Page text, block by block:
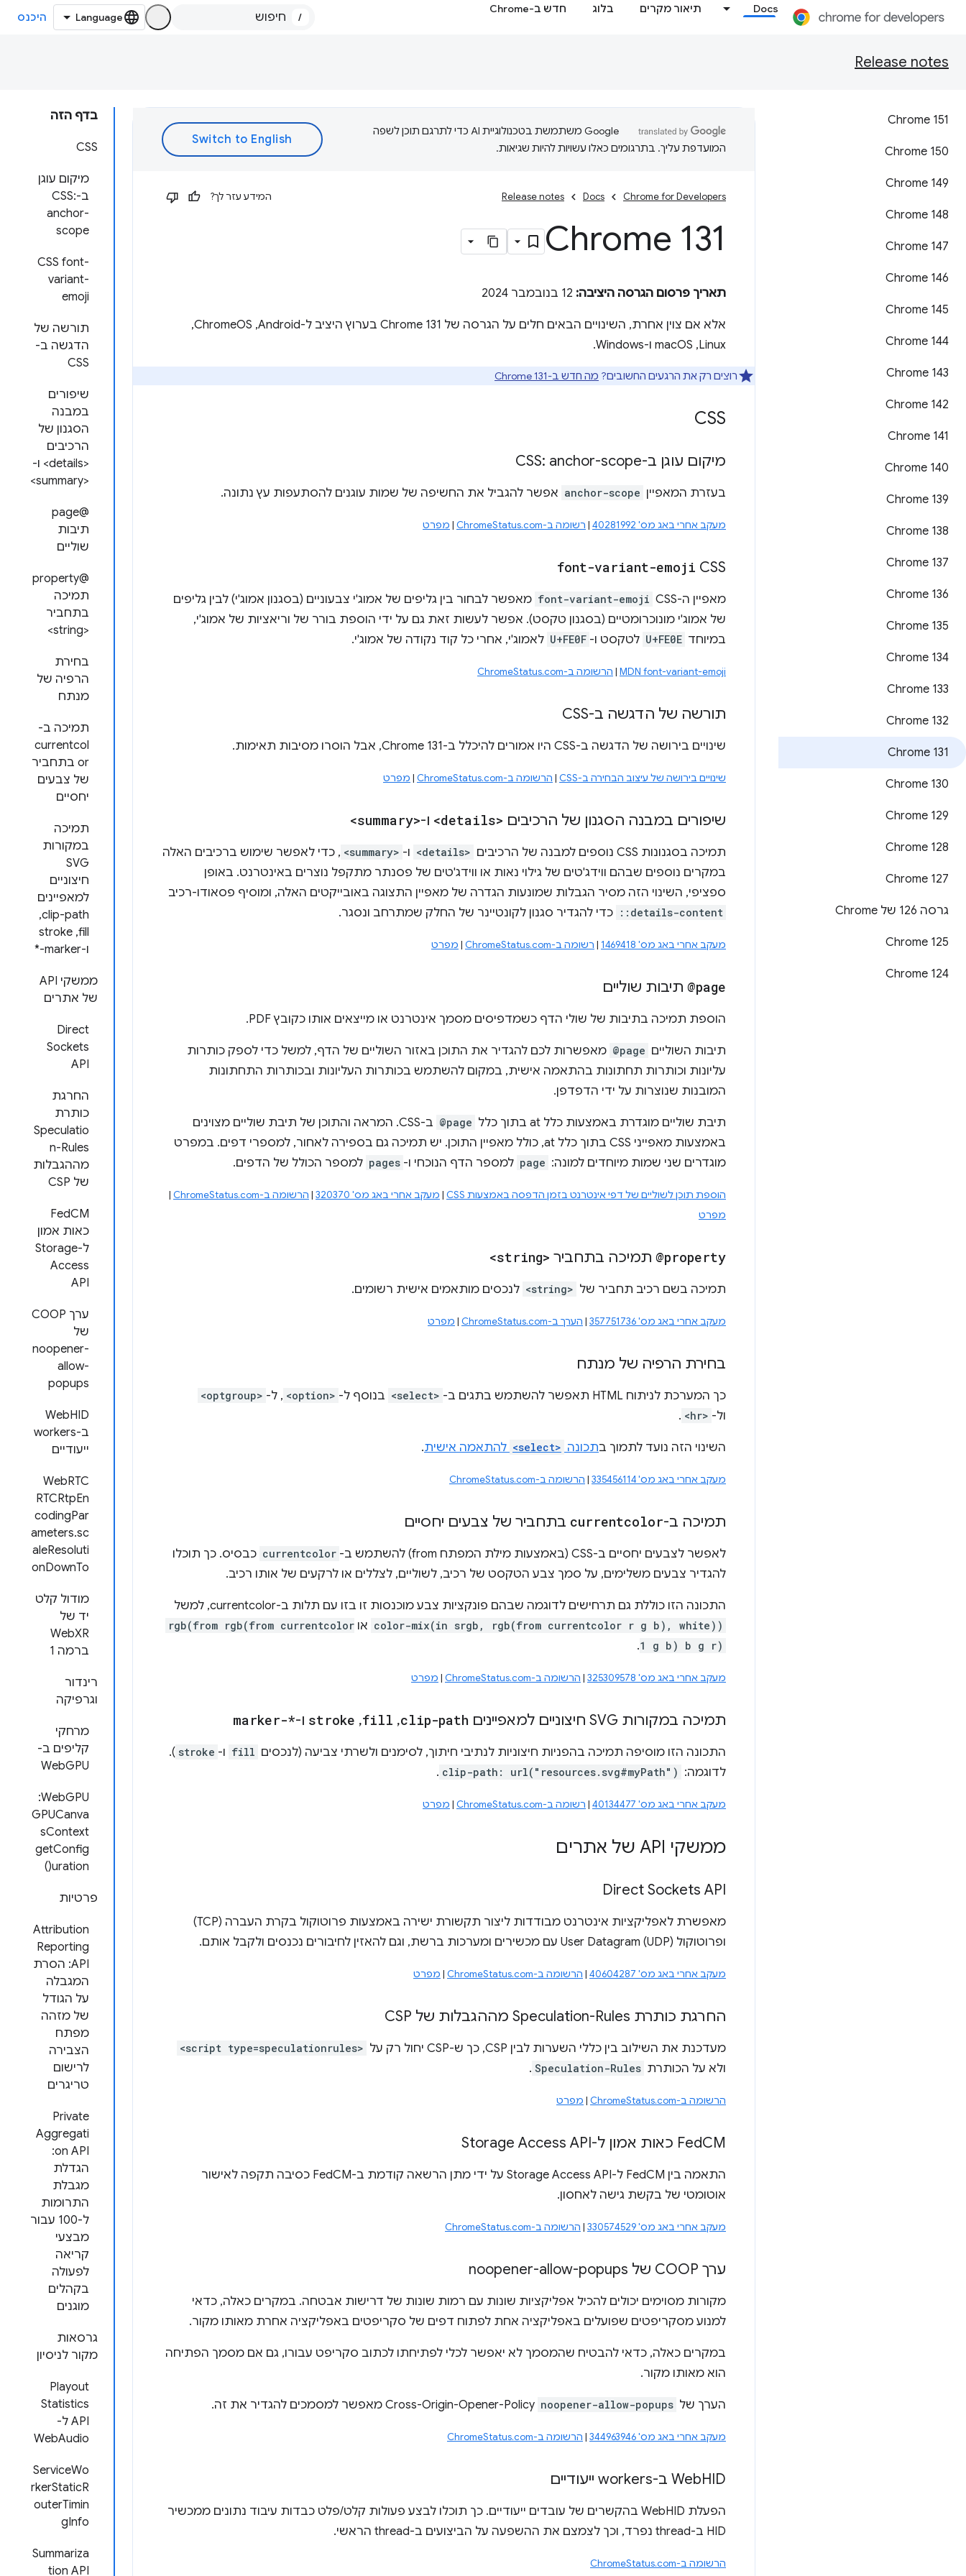
Docs תיאור מקרים בלוג חדש ב-Chrome
/ היכנס
Release notes
Chrome 151
Chrome 150
Chrome 149
Chrome 148
Chrome 147
Chrome 146
Chrome 145
Chrome 144
Chrome 143
‫Chrome 142
Chrome 141
Chrome 140
‫Chrome 139
Chrome 138
Chrome 137
Chrome 136
Chrome 135
Chrome 134
Chrome 133
Chrome 132
Chrome 131
Chrome 130
Chrome 129
Chrome 128
Chrome 127
גרסה 126 של Chrome
Chrome 125
Chrome 124
בדף הזה
CSS
מיקום עוגן
ב-CSS:
anchor-
scope
CSS font-
variant-
emoji
תורשה של
הדגשה ב-
CSS
שיפורים
במבנה
הסגנון של
הרכיבים
<details> ו-
<summary>
@page
תיבות
שוליים
@property
תמיכה
בתחביר
<string>
בחירת
הרפיה של
מנתח
תמיכה ב-
currentcol
or בתחביר
של צבעים
יחסיים
תמיכה
במקורות
SVG
חיצוניים
למאפיינים
clip-path,‏
fill,‏ stroke
ו-marker-*
ממשקי API
של אתרים
Direct
Sockets
API
החרגת
כותרת
Speculatio
n-Rules
מההגבלות
של CSP
FedCM
כאות אמון
ל-Storage
Access
API
ערך COOP
של
noopener-
allow-
popups
WebHID
ב-workers
ייעודיים
WebRTC
RTCRtpEn
codingPar
ameters.sc
aleResoluti
onDownTo
מודול קלט
יד של
WebXR
ברמה 1
רינדור
וגרפיקה
מרחקי
קליפים ב-
WebGPU
WebGPU: ‏
GPUCanva
sContext
getConfig
uration()
פרטיות
Attribution
Reporting
API: הסרת
המגבלה
על הגודל
של מזהה
מפתח
הצבירה
לרישום
טריגרים
Private
Aggregati
on API:
הגדלת
מגבלת
התרומות
ל-100 עבור
מבצעי
קריאה
לפעולה
בקהלים
מוגנים
גרסאות
מקור לניסיון
Playout
Statistics
API ל-
WebAudio
ServiceWo
rkerStaticR
outerTimin
gInfo
Summariza
tion API
‫Google משתמשת בטכנולוגיית AI כדי לתרגם תוכן לשפה
המועדפת עליך. בתרגומים כאלו עשויות להיות שגיאות.
Chrome for Developers
Docs
Release notes המידע עזר לך?
Chrome 131
תאריך פרסום הגרסה היציבה:
אלא אם צוין אחרת, השינויים הבאים חלים על הגרסה של Chrome 131 בערוץ היציב ל-Android,‏ ChromeOS,‏
Linux,‏ macOS ו-Windows.
רוצים רק את הרגעים החשובים? מה חדש ב-Chrome 131
CSS
מיקום עוגן ב-CSS: anchor-scope
בעזרת המאפיין anchor-scope אפשר להגביל את החשיפה של שמות עוגנים להסתעפות עץ נתונה.
מעקב אחרי באג מס' 40281992 | רשומה ב-ChromeStatus.com | מפרט
CSS
font-variant-emoji
מאפיין ה-CSS font-variant-emoji מאפשר לבחור בין גליפים של אמוג'י צבעוניים (בסגנון אמוג'י) לבין גליפים
של אמוג'י מונוכרומטיים (בסגנון טקסט). אפשר לעשות זאת גם על ידי הוספת בורר של וריאציות של אמוג'י,
במיוחד U+FE0E לטקסט ו- U+FE0F לאמוג'י, אחרי כל קוד נקודה של אמוג'י.
MDN font-variant-emoji
| הרשומה ב-ChromeStatus.com
תורשה של הדגשה ב-CSS
שינויים בירושה של הדגשה ב-CSS היו אמורים להיכלל ב-Chrome 131, אבל הוסרו מסיבות תאימות.
שינויים בירושה של עיצוב הבחירה ב-CSS | הרשומה ב-ChromeStatus.com | מפרט
שיפורים במבנה הסגנון של הרכיבים <details> ו-<summary>
תמיכה בסגנונות CSS נוספים למבנה של הרכיבים <details> ו- <summary> , כדי לאפשר שימוש ברכיבים האלה
במקרים נוספים שבהם ווידג'טים של גילוי נאות או ווידג'טים של פסנתר מתקפל נוצרים באינטרנט. באופן
ספציפי, השינוי הזה מסיר הגבלות שמונעות הגדרה של מאפיין התצוגה באובייקטים האלה, ומוסיף פסאודו-רכיב
::details-content כדי להגדיר סגנון לקונטיינר של החלק שמתרחב ונסגר.
מעקב אחרי באג מס' 1469418 | רשומה ב-ChromeStatus.com | מפרט
@page תיבות שוליים
הוספת תמיכה בתיבות של שולי הדף כשמדפיסים מסמך אינטרנט או מייצאים אותו כקובץ PDF.
תיבות השוליים @page מאפשרות לכם להגדיר את התוכן באזור השוליים של הדף, למשל כדי לספק כותרות
עליונות וכותרות תחתונות בהתאמה אישית, במקום להשתמש בכותרות העליונות ובכותרות התחתונות
המובנות שנוצרות על ידי הדפדפן.
תיבת שוליים מוגדרת באמצעות כלל at בתוך כלל @page
ב-CSS. המראה והתוכן של תיבת שוליים מצוינים
באמצעות מאפייני CSS בתוך כלל at, כולל מאפיין התוכן. יש תמיכה גם בספירה לאחור, למספרי דפים. במפרט
מוגדרים שני שמות מיוחדים למונה: page למספר הדף הנוכחי ו- pages למספר הכולל של הדפים.
הוספת תוכן לשוליים של דפי אינטרנט בזמן הדפסה באמצעות CSS | מעקב אחרי באג מס' 320370 | הרשומה ב-ChromeStatus.com
|
מפרט
@property תמיכה בתחביר <string>
תמיכה בשם רכיב תחביר של <string> לנכסים מותאמים אישית רשומים.
מעקב אחרי באג מס' 357751736 | הערך ב-ChromeStatus.com | מפרט
בחירת הרפיה של מנתח
כך המערכת לניתוח HTML תאפשר להשתמש בתגים ב- <select> בנוסף ל- <option> , ל- <optgroup>
ול- <hr>
.
השינוי הזה נועד לתמוך בתכונה <select> להתאמה אישית.
מעקב אחרי באג מס' 335456114 | הרשומה ב-ChromeStatus.com
תמיכה ב-currentcolor בתחביר של צבעים יחסיים
לאפשר לצבעים יחסיים ב-CSS (באמצעות מילת המפתח from) להשתמש ב- currentcolor כבסיס. כך תוכלו
להגדיר צבעים משלימים, על סמך צבע הטקסט של רכיב, לשוליים, לצללים או לרקעים של אותו רכיב.
התכונה הזו כוללת גם תרחישים לדוגמה שבהם פונקציות צבע מוכנסות זו בזו עם תלות ב-currentcolor, למשל
color-mix(in srgb, rgb(from currentcolor r g b), white)) או rgb(from rgb(from currentcolor
1 g b) b g r)
.
מעקב אחרי באג מס' 325309578 | הרשומה ב-ChromeStatus.com | מפרט
תמיכה במקורות SVG חיצוניים למאפיינים clip-path
,
fill
,
stroke ו-marker-*
התכונה הזו מוסיפה תמיכה בהפניות חיצוניות לנתיבי חיתוך, לסימנים ולשרתי צביעה (לנכסים fill ו- stroke
).
לדוגמה: clip-path: url("resources.svg#myPath")
.
מעקב אחרי באג מס' 40134477 | רשומה ב-ChromeStatus.com | מפרט
ממשקי API של אתרים
Direct Sockets API
מאפשרת לאפליקציות אינטרנט מבודדות ליצור תקשורת ישירה באמצעות פרוטוקול בקרת העברה (TCP)
ופרוטוקול User Datagram (UDP) עם מכשירים ומערכות ברשת, וגם להאזין לחיבורים נכנסים ולקבל אותם.
מעקב אחרי באג מס' 40604287 | הרשומה ב-ChromeStatus.com | מפרט
החרגת כותרת Speculation-Rules מההגבלות של CSP
מעדכנת את השילוב בין כללי השערות לבין CSP, כך ש-CSP יחול רק על <script type=speculationrules>
ולא על הכותרת Speculation-Rules
.
הרשומה ב-ChromeStatus.com | מפרט
FedCM כאות אמון ל-Storage Access API
התאמה בין FedCM ל-Storage Access API על ידי מתן הרשאה קודמת ב-FedCM כסיבה תקפה לאישור
אוטומטי של בקשת גישה לאחסון.
מעקב אחרי באג מס' 330574529 | הרשומה ב-ChromeStatus.com
ערך COOP של noopener-allow-popups
מקורות מסוימים יכולים להכיל אפליקציות שונות עם רמות שונות של דרישות אבטחה. במקרים כאלה, כדאי
למנוע מסקריפטים שפועלים באפליקציה אחת לפתוח דפים של סקריפטים באפליקציה אחרת מאותו מקור.
במקרים כאלה, כדאי להבטיח שהמסמך לא יאפשר לכלי לפתיחתו לכתוב סקריפט עבורו, גם אם מסמך הפתיחה
הוא מאותו מקור.
הערך של noopener-allow-popups
מעקב אחרי באג מס' 344963946 | הרשומה ב-ChromeStatus.com
WebHID ב-workers ייעודיים
הפעלת WebHID בהקשרים של עובדים ייעודיים. כך תוכלו לבצע פעולות קלט/פלט כבדות עיבוד נתונים ממכשיר
HID ב-thread נפרד, וכך לצמצם את ההשפעה על הביצועים ב-thread הראשי.
הרשומה ב-ChromeStatus.com